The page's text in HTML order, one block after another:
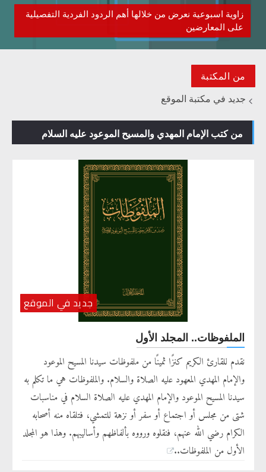
زاوية اسبوعية نعرض من خلالها أهم الردود الفردية التفصيلية
على المعارضين
من المكتبة
جديد في مكتبة الموقع
من كتب الإمام المهدي والمسيح الموعود عليه السلام
جديد في الموقع
الملفوظات.. المجلد الأول
نقدم للقارئ الكريم كنزًا ثمينًا من ملفوظات سيدنا المسيح الموعود
والإمام المهدي المعهود عليه الصلاة والسلام. والملفوظات هي ما تكلم به
سيدنا المسيح الموعود والإمام المهدي عليه الصلاة السلام في مناسبات
شتى من مجلس أو اجتماع أو سفر أو نزهة للتمشي، فتلقاه منه أصحابه
الكرام رضي الله عنهم، فنقلوه ورووه بألفاظهم وأساليبهم. وهذا هو المجلد
الأول من الملفوظات..